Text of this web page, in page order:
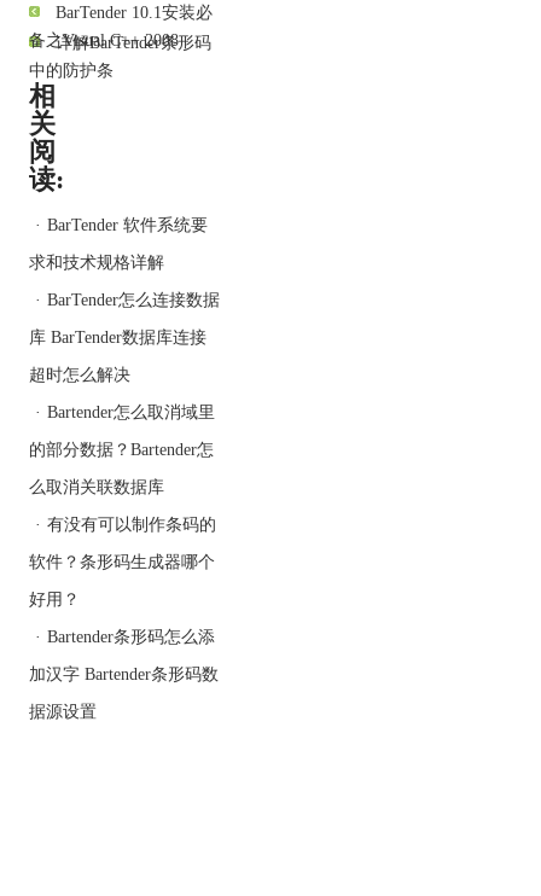
的颜色必须相对于符号的
背景颜色充分地突出显
示。
BarTender 支持使用以
下“颜色字段”配置：
无：
应用到条形码。
Standard（标准）：沿着
底边放置四个颜色字段。
以下图像显示正方形和矩
形符号的标准配置。
其他颜色(变体 A)：在
放置八个颜色字段。 对于
正方形符号，可以使用八
只能使用六种颜色。 以下
图像显示这两种符号形状
BarTender 10.1安装必
备之Visual C++ 2008
详解BarTender条形码
中的防护条
相
关
阅
读:
· BarTender 软件系统要
求和技术规格详解
· BarTender怎么连接数据
库 BarTender数据库连接
超时怎么解决
· Bartender怎么取消域里
的部分数据？Bartender怎
么取消关联数据库
· 有没有可以制作条码的
软件？条形码生成器哪个
好用？
· Bartender条形码怎么添
加汉字 Bartender条形码数
据源设置